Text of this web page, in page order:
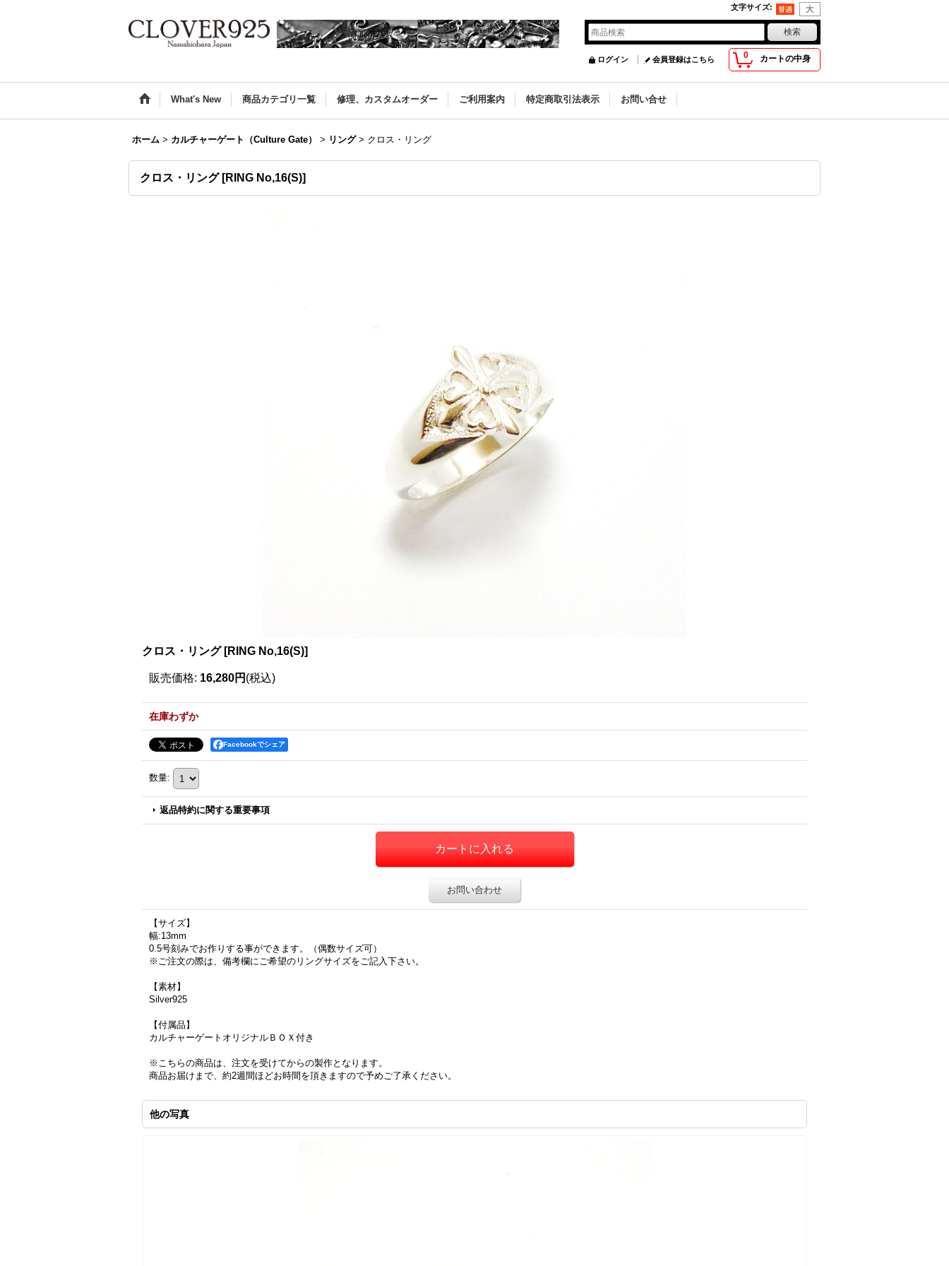
文字サイズ:
0 カートの中身
ログイン 会員登録はこちら
What's New 商品カテゴリ一覧 修理、カスタムオーダー ご利用案内 特定商取引法表示 お問い合せ
ホーム > カルチャーゲート（Culture Gate） > リング > クロス・リング
クロス・リング [RING No,16(S)]
クロス・リング [RING No,16(S)]
販売価格: 16,280円 (税込)
在庫わずか
Facebookでシェア
数量:
返品特約に関する重要事項
お問い合わせ
【サイズ】
幅:13mm
0.5号刻みでお作りする事ができます。（偶数サイズ可）
※ご注文の際は、備考欄にご希望のリングサイズをご記入下さい。
【素材】
Silver925
【付属品】
カルチャーゲートオリジナルＢＯＸ付き
※こちらの商品は、注文を受けてからの製作となります。
商品お届けまで、約2週間ほどお時間を頂きますので予めご了承ください。
他の写真